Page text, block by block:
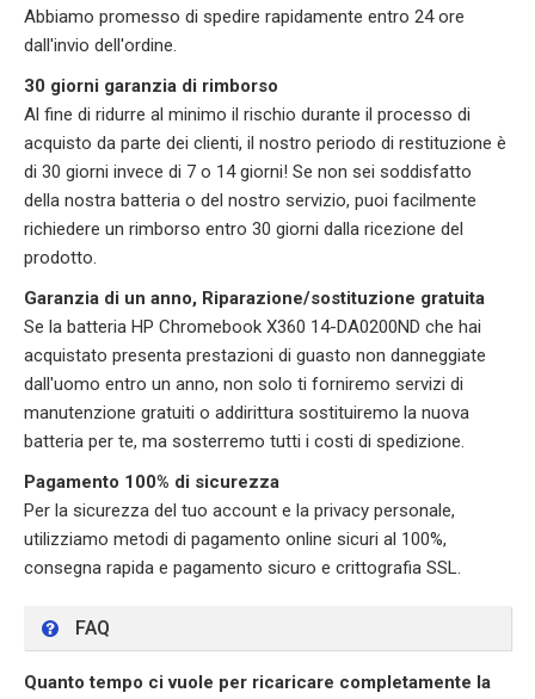
Abbiamo promesso di spedire rapidamente entro 24 ore
dall'invio dell'ordine.
30 giorni garanzia di rimborso
Al fine di ridurre al minimo il rischio durante il processo di
acquisto da parte dei clienti, il nostro periodo di restituzione è
di 30 giorni invece di 7 o 14 giorni! Se non sei soddisfatto
della nostra batteria o del nostro servizio, puoi facilmente
richiedere un rimborso entro 30 giorni dalla ricezione del
prodotto.
Garanzia di un anno, Riparazione/sostituzione gratuita
Se la batteria HP Chromebook X360 14-DA0200ND che hai
acquistato presenta prestazioni di guasto non danneggiate
dall'uomo entro un anno, non solo ti forniremo servizi di
manutenzione gratuiti o addirittura sostituiremo la nuova
batteria per te, ma sosterremo tutti i costi di spedizione.
Pagamento 100% di sicurezza
Per la sicurezza del tuo account e la privacy personale,
utilizziamo metodi di pagamento online sicuri al 100%,
consegna rapida e pagamento sicuro e crittografia SSL.
FAQ
Quanto tempo ci vuole per ricaricare completamente la